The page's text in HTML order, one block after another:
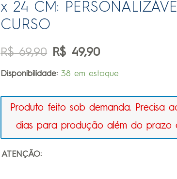
x 24 CM:
CURSO
R$69,90 R$ 49,90
Disponibilidade: 38 em estoque
Produto feito sob demanda. Precisa
dias para produção além do prazo
ATENÇÃO: